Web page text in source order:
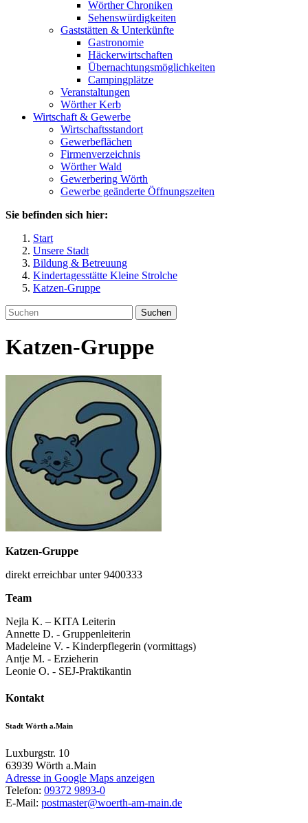
Wörther Chroniken
Sehenswürdigkeiten
Gaststätten & Unterkünfte
Gastronomie
Häckerwirtschaften
Übernachtungsmöglichkeiten
Campingplätze
Veranstaltungen
Wörther Kerb
Wirtschaft & Gewerbe
Wirtschaftsstandort
Gewerbeflächen
Firmenverzeichnis
Wörther Wald
Gewerbering Wörth
Gewerbe geänderte Öffnungszeiten
Sie befinden sich hier:
Start
Unsere Stadt
Bildung & Betreuung
Kindertagesstätte Kleine Strolche
Katzen-Gruppe
Suchen
Katzen-Gruppe
Katzen-Gruppe
direkt erreichbar unter 9400333
Team
Nejla K. – KITA Leiterin
Annette D. - Gruppenleiterin
Madeleine V. - Kinderpflegerin (vormittags)
Antje M. - Erzieherin
Leonie O. - SEJ-Praktikantin
Kontakt
Stadt Wörth a.Main
Luxburgstr. 10
63939 Wörth a.Main
Adresse in Google Maps anzeigen
Telefon: 09372 9893-0
E-Mail: postmaster@woerth-am-main.de